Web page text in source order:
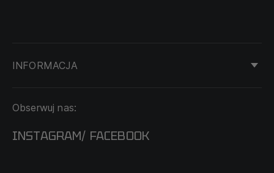
INFORMACJA
DOSTAWA I PŁATNOŚĆ
O NAS
Obserwuj nas:
INSTAGRAM/ FACEBOOK